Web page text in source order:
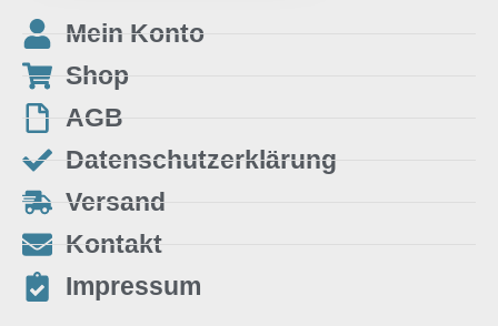
Mein Konto
Shop
AGB
Datenschutzerklärung
Versand
Kontakt
Impressum